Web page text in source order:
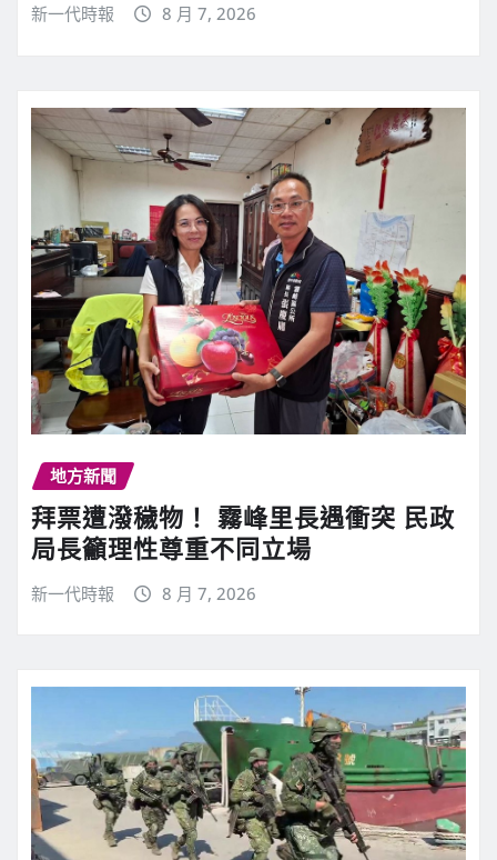
新一代時報 8 月 7, 2026
地方新聞
拜票遭潑穢物！ 霧峰里長遇衝突 民政
局長籲理性尊重不同立場
新一代時報 8 月 7, 2026